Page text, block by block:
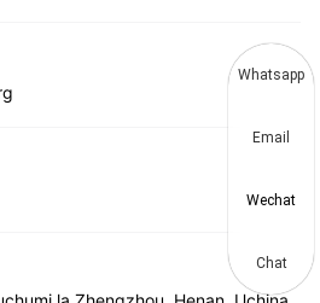
Whatsapp
Email
Wechat
Chat